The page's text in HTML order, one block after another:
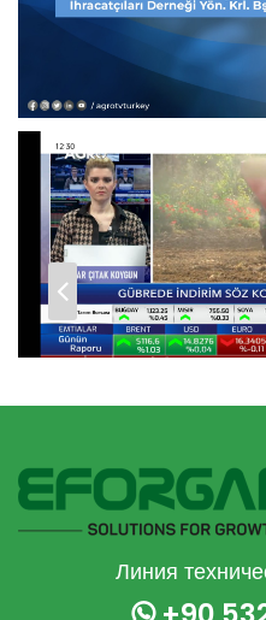
Линия